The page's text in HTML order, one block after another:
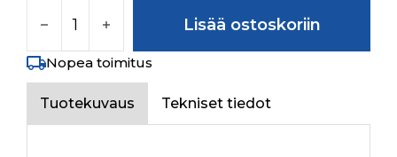
Lisää ostoskoriin
Nopea toimitus
Tuotekuvaus Tekniset tiedot